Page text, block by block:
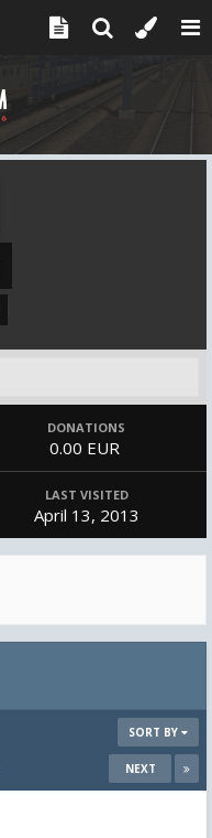
DONATIONS
0.00 EUR
LAST VISITED
April 13, 2013
SORT BY
NEXT